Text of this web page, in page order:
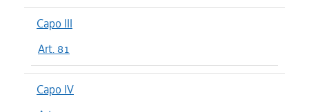
Capo III
Art. 81
Capo IV